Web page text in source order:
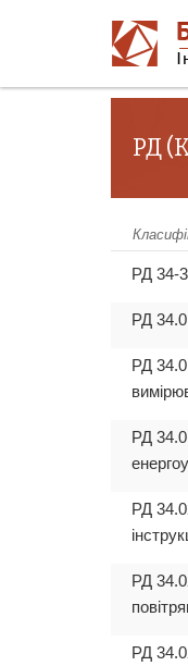
РД
РД 34-
РД
РД
РД
РД
РД
РД